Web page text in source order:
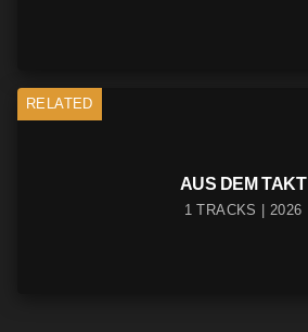
RELATED
AUS DEM TAKT
1 TRACKS | 2026